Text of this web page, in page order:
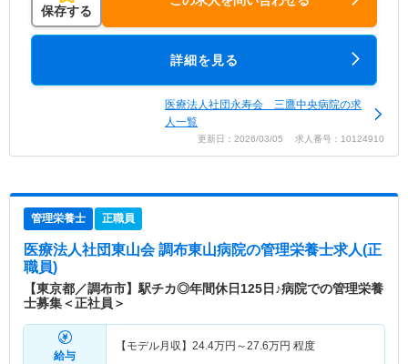
保存する
詳細を見る
医療法人社団永寿会 三鷹中央病院の求
人一覧
更新日：2026/03/05 求人番号：10124910
管理栄養士 正職員
医療法人社団東山会 調布東山病院の管理栄養士求人(正
職員)
【東京都／調布市】駅チカ◎年間休日125日♪病院での管理栄養
士募集＜正社員＞
給与
【モデル月収】 24.4万円～27.6万円 程度